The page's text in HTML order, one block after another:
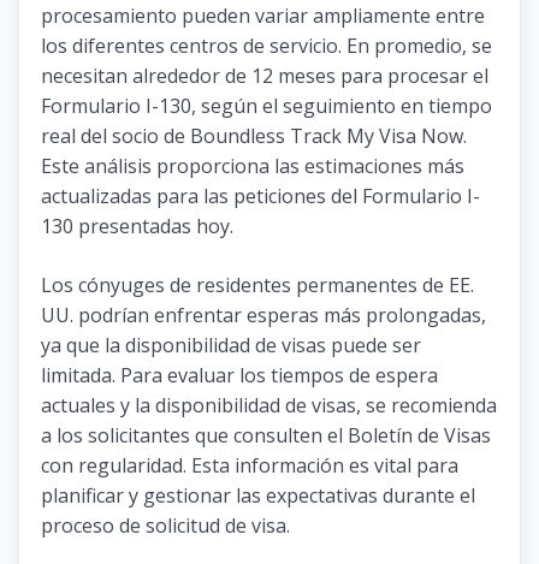
procesamiento pueden variar ampliamente entre
los diferentes centros de servicio. En promedio, se
necesitan alrededor de 12 meses para procesar el
Formulario I-130, según el seguimiento en tiempo
real del socio de Boundless Track My Visa Now.
Este análisis proporciona las estimaciones más
actualizadas para las peticiones del Formulario I-
130 presentadas hoy.
Los cónyuges de residentes permanentes de EE.
UU. podrían enfrentar esperas más prolongadas,
ya que la disponibilidad de visas puede ser
limitada. Para evaluar los tiempos de espera
actuales y la disponibilidad de visas, se recomienda
a los solicitantes que consulten el Boletín de Visas
con regularidad. Esta información es vital para
planificar y gestionar las expectativas durante el
proceso de solicitud de visa.